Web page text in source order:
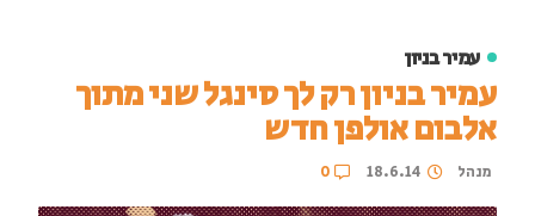
עמיר בניון
עמיר בניון רק לך סינגל שני מתוך
אלבום אולפן חדש
מנהל 18.6.14
0